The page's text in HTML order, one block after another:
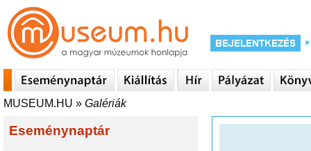
MUSEUM.HU » Galériák
Eseménynaptár